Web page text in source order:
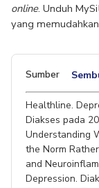
online. Unduh
yang
Sumber
Healthline.
Diakses pada
Understanding
the Norm
and
Depression.